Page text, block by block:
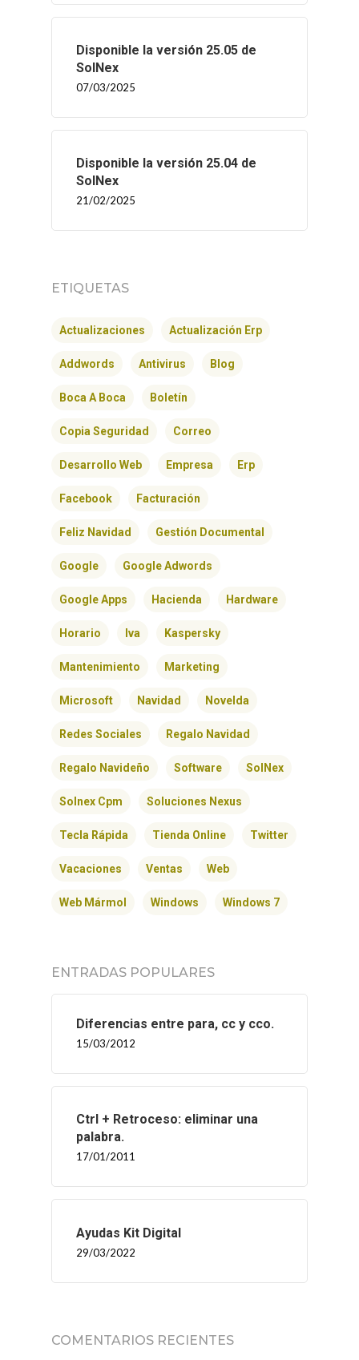
Disponible la versión 25.05 de
SolNex
07/03/2025
Disponible la versión 25.04 de
SolNex
21/02/2025
ETIQUETAS
Actualizaciones Actualización Erp
Addwords Antivirus Blog
Boca A Boca Boletín
Copia Seguridad Correo
Desarrollo Web Empresa Erp
Facebook Facturación
Feliz Navidad Gestión Documental
Google Google Adwords
Google Apps Hacienda Hardware
Horario Iva Kaspersky
Mantenimiento Marketing
Microsoft Navidad Novelda
Redes Sociales Regalo Navidad
Regalo Navideño Software SolNex
Solnex Cpm Soluciones Nexus
Tecla Rápida Tienda Online Twitter
Vacaciones Ventas Web
Web Mármol Windows Windows 7
ENTRADAS POPULARES
Diferencias entre para, cc y cco.
15/03/2012
Ctrl + Retroceso: eliminar una
palabra.
17/01/2011
Ayudas Kit Digital
29/03/2022
COMENTARIOS RECIENTES
INICIO
SOLNEX